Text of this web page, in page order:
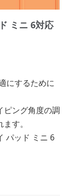
ミニ 6対応
にするために
ピング角度の調
す。
パッド ミニ 6